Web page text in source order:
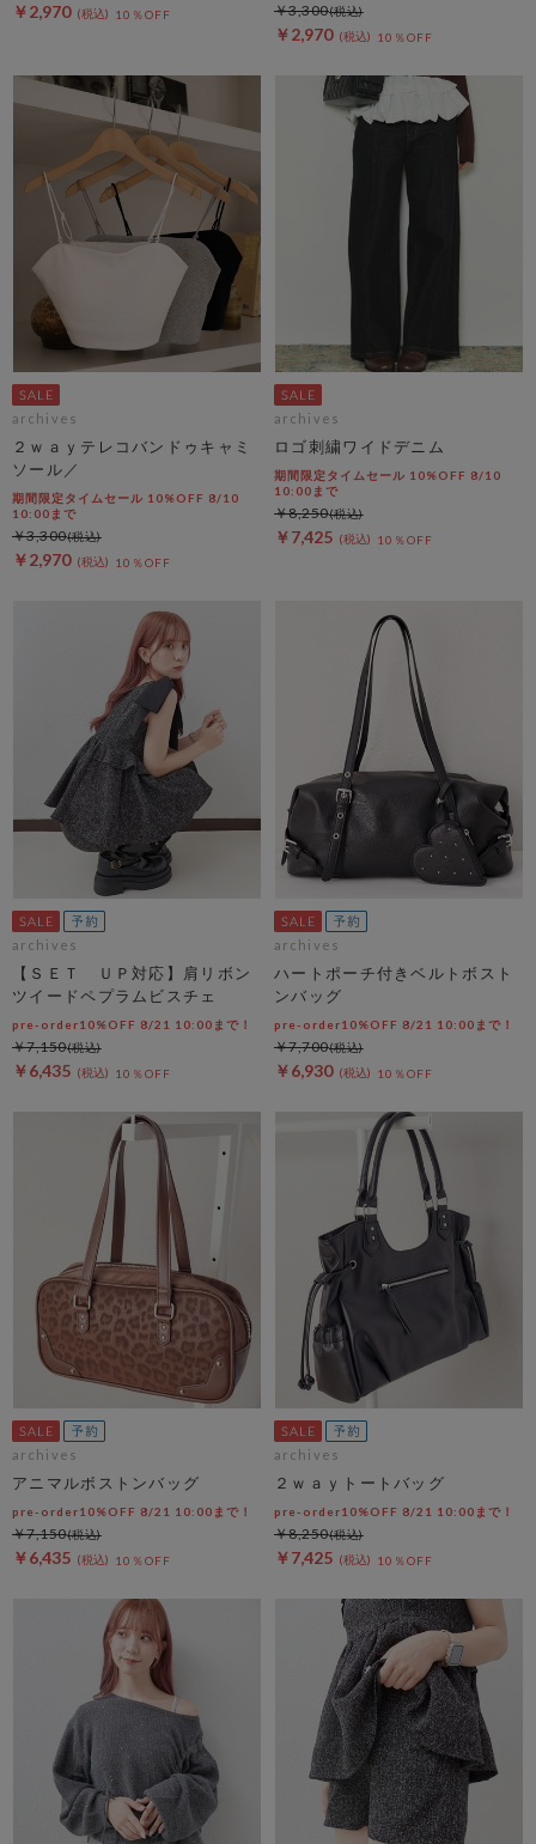
￥2,970 10％OFF
￥2,970 10％OFF
￥3,300
archives
２ｗａｙテレコバンドゥキャミ
ソール／
期間限定タイムセール 10%OFF 8/10
10:00まで
￥2,970 10％OFF
￥3,300
archives
ロゴ刺繍ワイドデニム
期間限定タイムセール 10%OFF 8/10
10:00まで
￥7,425 10％OFF
￥8,250
archives
【ＳＥＴ ＵＰ対応】肩リボン
ツイードペプラムビスチェ
pre-order10%OFF 8/21 10:00まで！
￥6,435 10％OFF
￥7,150
archives
ハートポーチ付きベルトボスト
ンバッグ
pre-order10%OFF 8/21 10:00まで！
￥6,930 10％OFF
￥7,700
archives
アニマルボストンバッグ
pre-order10%OFF 8/21 10:00まで！
￥6,435 10％OFF
￥7,150
archives
２ｗａｙトートバッグ
pre-order10%OFF 8/21 10:00まで！
￥7,425 10％OFF
￥8,250